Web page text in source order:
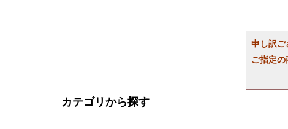
申し訳ご
ご指定の
カテゴリから探す